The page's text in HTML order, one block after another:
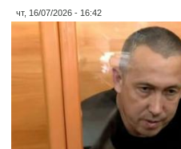
чт, 16/07/2026 - 16:42